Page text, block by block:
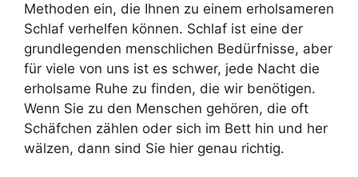
Methoden ein, die Ihnen zu einem erholsameren
Schlaf verhelfen können. Schlaf ist eine der
grundlegenden menschlichen Bedürfnisse, aber
für viele von uns ist es schwer, jede Nacht die
erholsame Ruhe zu finden, die wir benötigen.
Wenn Sie zu den Menschen gehören, die oft
Schäfchen zählen oder sich im Bett hin und her
wälzen, dann sind Sie hier genau richtig.